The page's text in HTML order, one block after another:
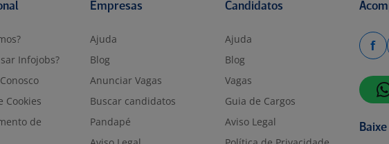
Infojobs?
Cookies
de
Empresas
Ajuda
Blog
Anunciar Vagas
Buscar candidatos
Pandapé
Candidatos
Ajuda
Blog
Vagas
Guia de Cargos
Aviso Legal